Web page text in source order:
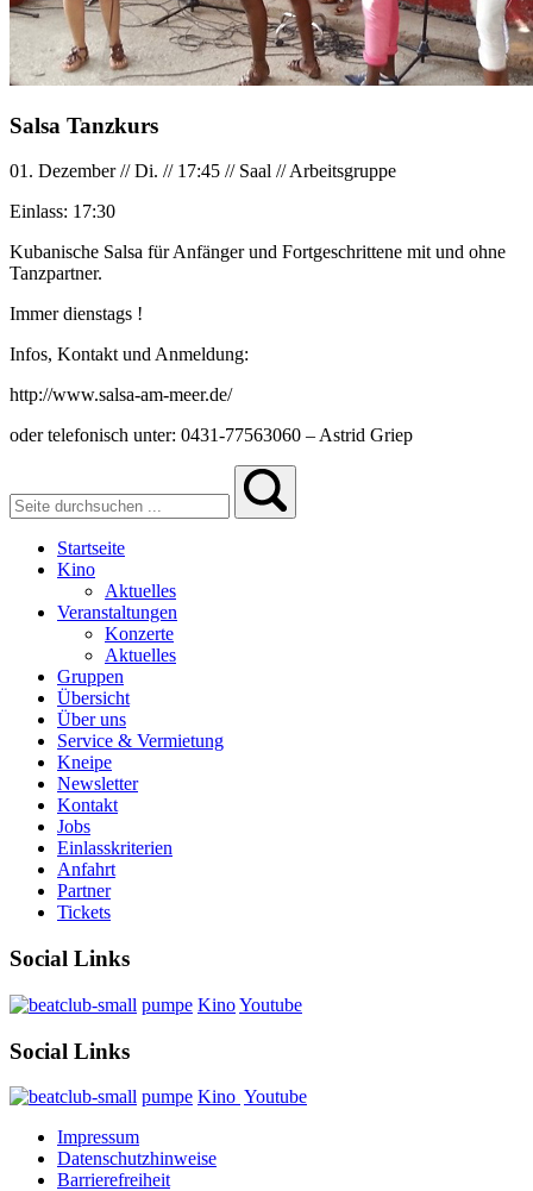
Salsa Tanzkurs
01. Dezember//Di. // 17:45 // Saal //Arbeitsgruppe
Einlass: 17:30
Kubanische Salsa für Anfänger und Fortgeschrittene mit und ohne
Tanzpartner.
Immer dienstags !
Infos, Kontakt und Anmeldung:
http://www.salsa-am-meer.de/
oder telefonisch unter: 0431-77563060 – Astrid Griep
Startseite
Kino
Aktuelles
Veranstaltungen
Konzerte
Aktuelles
Gruppen
Übersicht
Über uns
Service & Vermietung
Kneipe
Newsletter
Kontakt
Jobs
Einlasskriterien
Anfahrt
Partner
Tickets
Social Links
pumpe KinoYoutube
Social Links
pumpe Kino Youtube
Impressum
Datenschutzhinweise
Barrierefreiheit